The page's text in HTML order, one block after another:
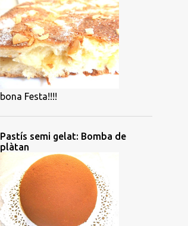
bona Festa!!!!
Pastís semi gelat: Bomba de
plàtan